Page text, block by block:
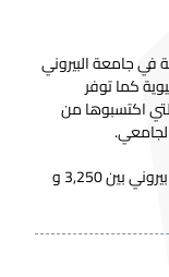
في جامعة البيروني
كما توفر
اكتسبوها من
تتراوح تكاليف دراسة برامج الهندسة في جامعة بيروني بين 3,250 و